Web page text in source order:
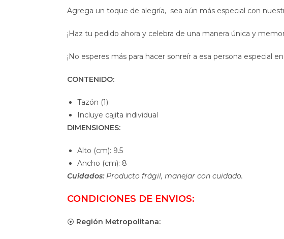
Agrega un toque de alegría, sea aún más especial con
¡Haz tu pedido ahora y celebra de una manera única y
¡No esperes más para hacer sonreír a esa persona especial
CONTENIDO:
Tazón (1)
Incluye cajita individual
DIMENSIONES:
Alto (cm): 9.5
Ancho (cm): 8
Cuidados: Producto frágil, manejar con cuidado.
CONDICIONES DE ENVIOS:
⦿ Región Metropolitana: